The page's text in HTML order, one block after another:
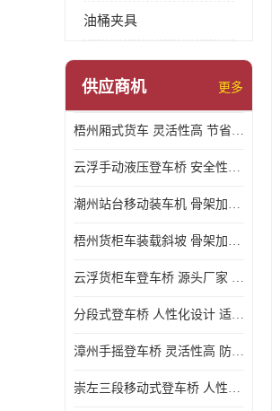
油桶夹具
供应商机 更多
梧州厢式货车 灵活性高 节省空间
云浮手动液压登车桥 安全性较高 节省空间
潮州站台移动装车机 骨架加密 承载更强 皇加力机械设备厂
梧州货柜车装载斜坡 骨架加密 承载更强 皇加力机械设备厂
云浮货柜车登车桥 源头厂家 提高装卸作业效率
分段式登车桥 人性化设计 适用性广
漳州手摇登车桥 灵活性高 防滑性能好
崇左三段移动式登车桥 人性化设计 防滑性能好